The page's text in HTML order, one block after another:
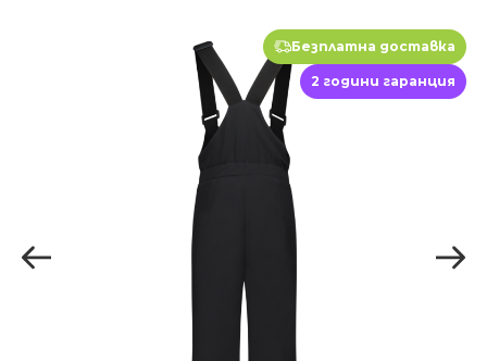
Безплатна доставка
2 години гаранция